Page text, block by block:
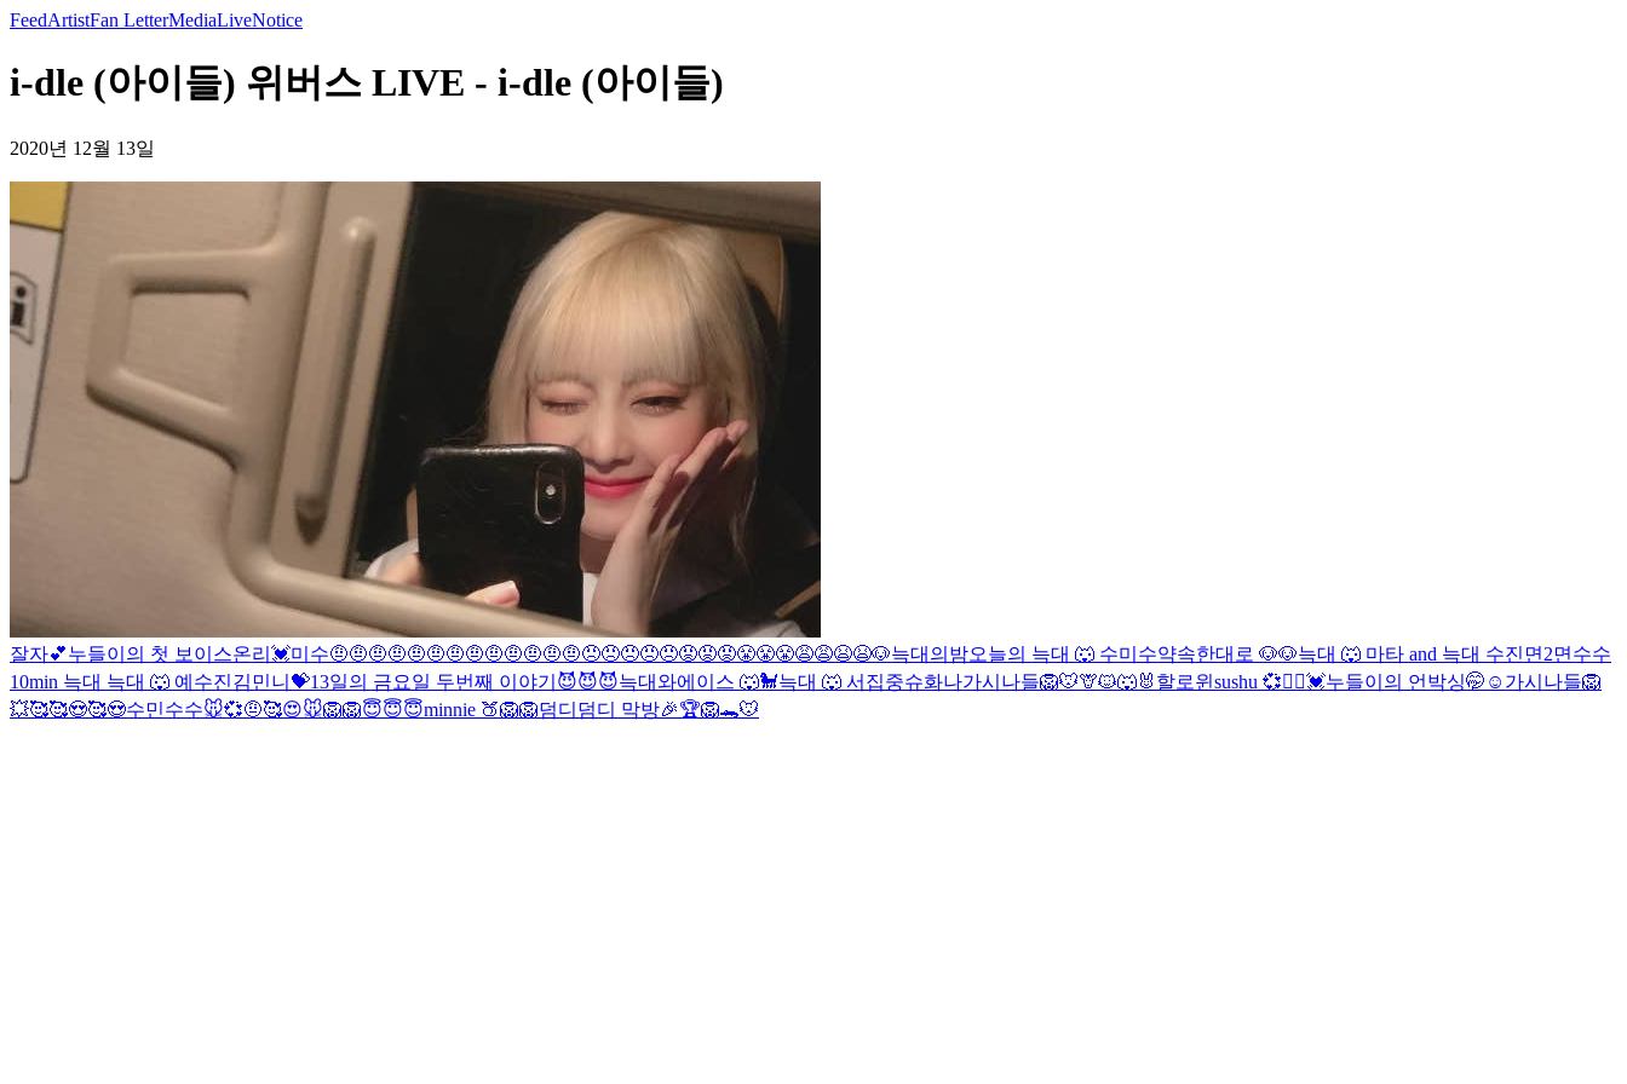
FeedArtistFan LetterMediaLiveNotice
i-dle (아이들) 위버스 LIVE - i-dle (아이들)
2020년 12월 13일
잘자💕누들이의 첫 보이스온리💓미수🤨🤨🤨🤨🤨🤨🤨🤨🤨🤨🤨🤨🤨😠😠😠😠😠😡😡😡😤😤😤😩😩😫😫🐶늑대의밤오늘의 늑대 🐺 수미수약속한대로 🐶🐶늑대 🐺 마타 and 늑대 수진 면2면 수수
10min 늑대 늑대 🐺 예 수진김민니💝13일의 금요일 두번째 이야기😈😈😈늑대와에이스 🐺🐩늑대 🐺 서집중슈화나가시나들🦁🐭🦒🐱🐺🐰할로윈 sushu 💞👯‍♀️💓누들이의 언박싱🤭☺ 가시나들🦁
💥🥰🥰😍🥰😍수민수수🐭💞🤨🥰😍🐭🦁🦁😇😇😇minnie 🍑🦁🦁덤디덤디 막방🎉🏆🦁🐊🐭